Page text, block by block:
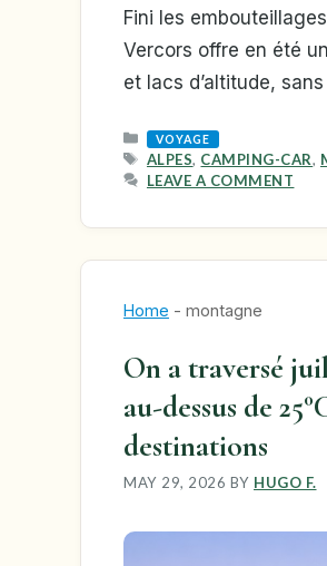
Fini les
Vercors offre en été
et lacs d’altitude,
CATEGORIES
VOYAGE
TAGS
ALPES, CAMPING-CAR,
LEAVE A COMMENT
Home - montagne
On a traversé
au-dessus de
destinations
MAY 29, 2026 BY HUGO F.